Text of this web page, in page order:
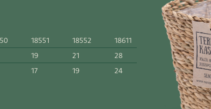
18551
19
17
18552
21
19
18611
28
24